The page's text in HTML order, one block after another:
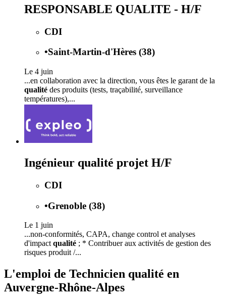
RESPONSABLE QUALITE - H/F
CDI
•Saint-Martin-d'Hères (38)
Le 4 juin
...en collaboration avec la direction, vous êtes le garant de la
qualité des produits (tests, traçabilité, surveillance
températures),...
Ingénieur qualité projet H/F
CDI
•Grenoble (38)
Le 1 juin
...non-conformités, CAPA, change control et analyses
d'impact qualité ; * Contribuer aux activités de gestion des
risques produit /...
L'emploi de Technicien qualité en
Auvergne-Rhône-Alpes